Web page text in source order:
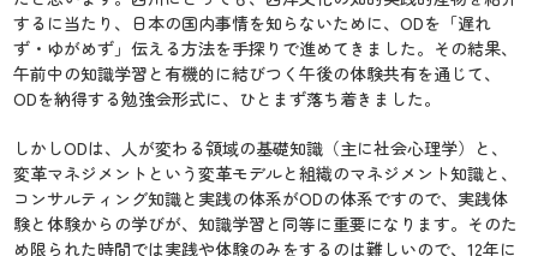
するに当たり、日本の国内事情を知らないために、ODを「遅れ
ず・ゆがめず」伝える方法を手探りで進めてきました。その結果、
午前中の知識学習と有機的に結びつく午後の体験共有を通じて、
ODを納得する勉強会形式に、ひとまず落ち着きました。
しかしODは、人が変わる領域の基礎知識（主に社会心理学）と、
変革マネジメントという変革モデルと組織のマネジメント知識と、
コンサルティング知識と実践の体系がODの体系ですので、実践体
験と体験からの学びが、知識学習と同等に重要になります。そのた
め限られた時間では実践や体験のみをするのは難しいので、12年に